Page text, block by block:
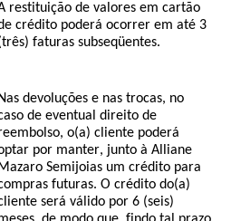
restituição de valores em cartão
crédito poderá ocorrer em até 3
faturas subseqüentes.
devoluções e nas trocas, no
de eventual direito de
o(a) cliente poderá
por manter, junto à Alliane
Semijoiasum crédito para
futuras. O crédito do(a)
será válido por 6 (seis)